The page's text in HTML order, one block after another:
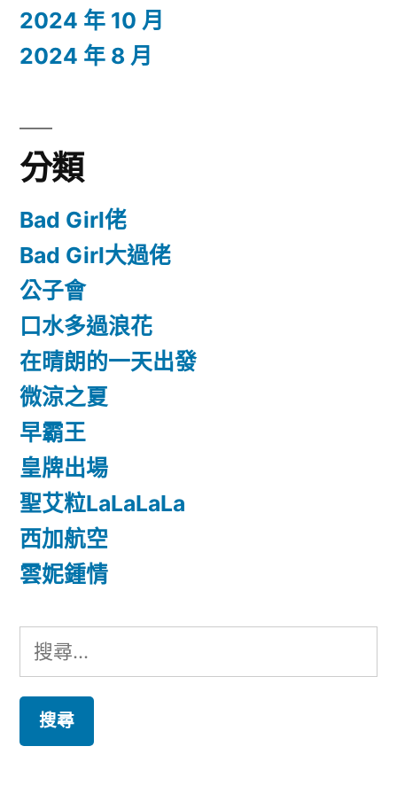
2024 年 10 月
2024 年 8 月
分類
Bad Girl佬
Bad Girl大過佬
公子會
口水多過浪花
在晴朗的一天出發
微涼之夏
早霸王
皇牌出場
聖艾粒LaLaLaLa
西加航空
雲妮鍾情
搜
尋
鍵